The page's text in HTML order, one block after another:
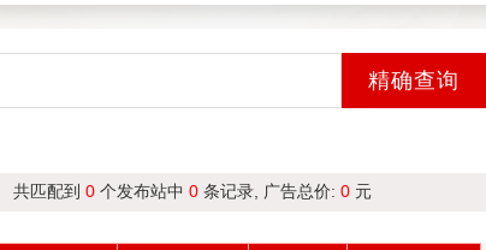
共匹配到 0 个发布站中 0 条记录, 广告总价: 0 元